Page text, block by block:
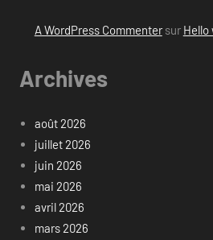
A WordPress Commentersur Hello
Archives
août 2026
juillet 2026
juin 2026
mai 2026
avril 2026
mars 2026